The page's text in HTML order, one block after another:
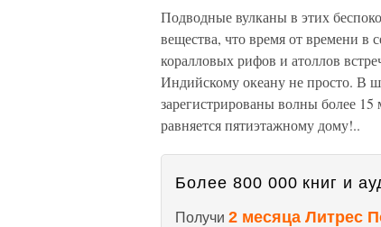
Подводные вулканы в этих
вещества, что время от времени в
коралловых рифов и атоллов
Индийскому океану не просто. В
зарегистрированы волны более
равняется пятиэтажному дому!..
Более 800 000 книг и
Получи 2 месяца Литрес